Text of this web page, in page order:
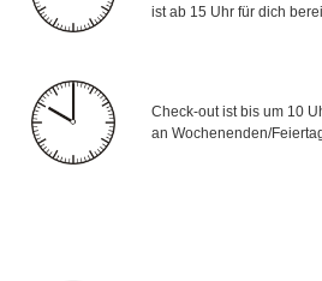
ist ab 15 Uhr für dich
Check-out ist bis um 10
an Wochenenden/